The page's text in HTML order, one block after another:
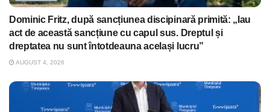
Dominic Fritz, după sancțiunea discipinară primită: „Iau
act de această sancțiune cu capul sus. Dreptul și
dreptatea nu sunt întotdeauna același lucru”
AUGUST 4, 2026